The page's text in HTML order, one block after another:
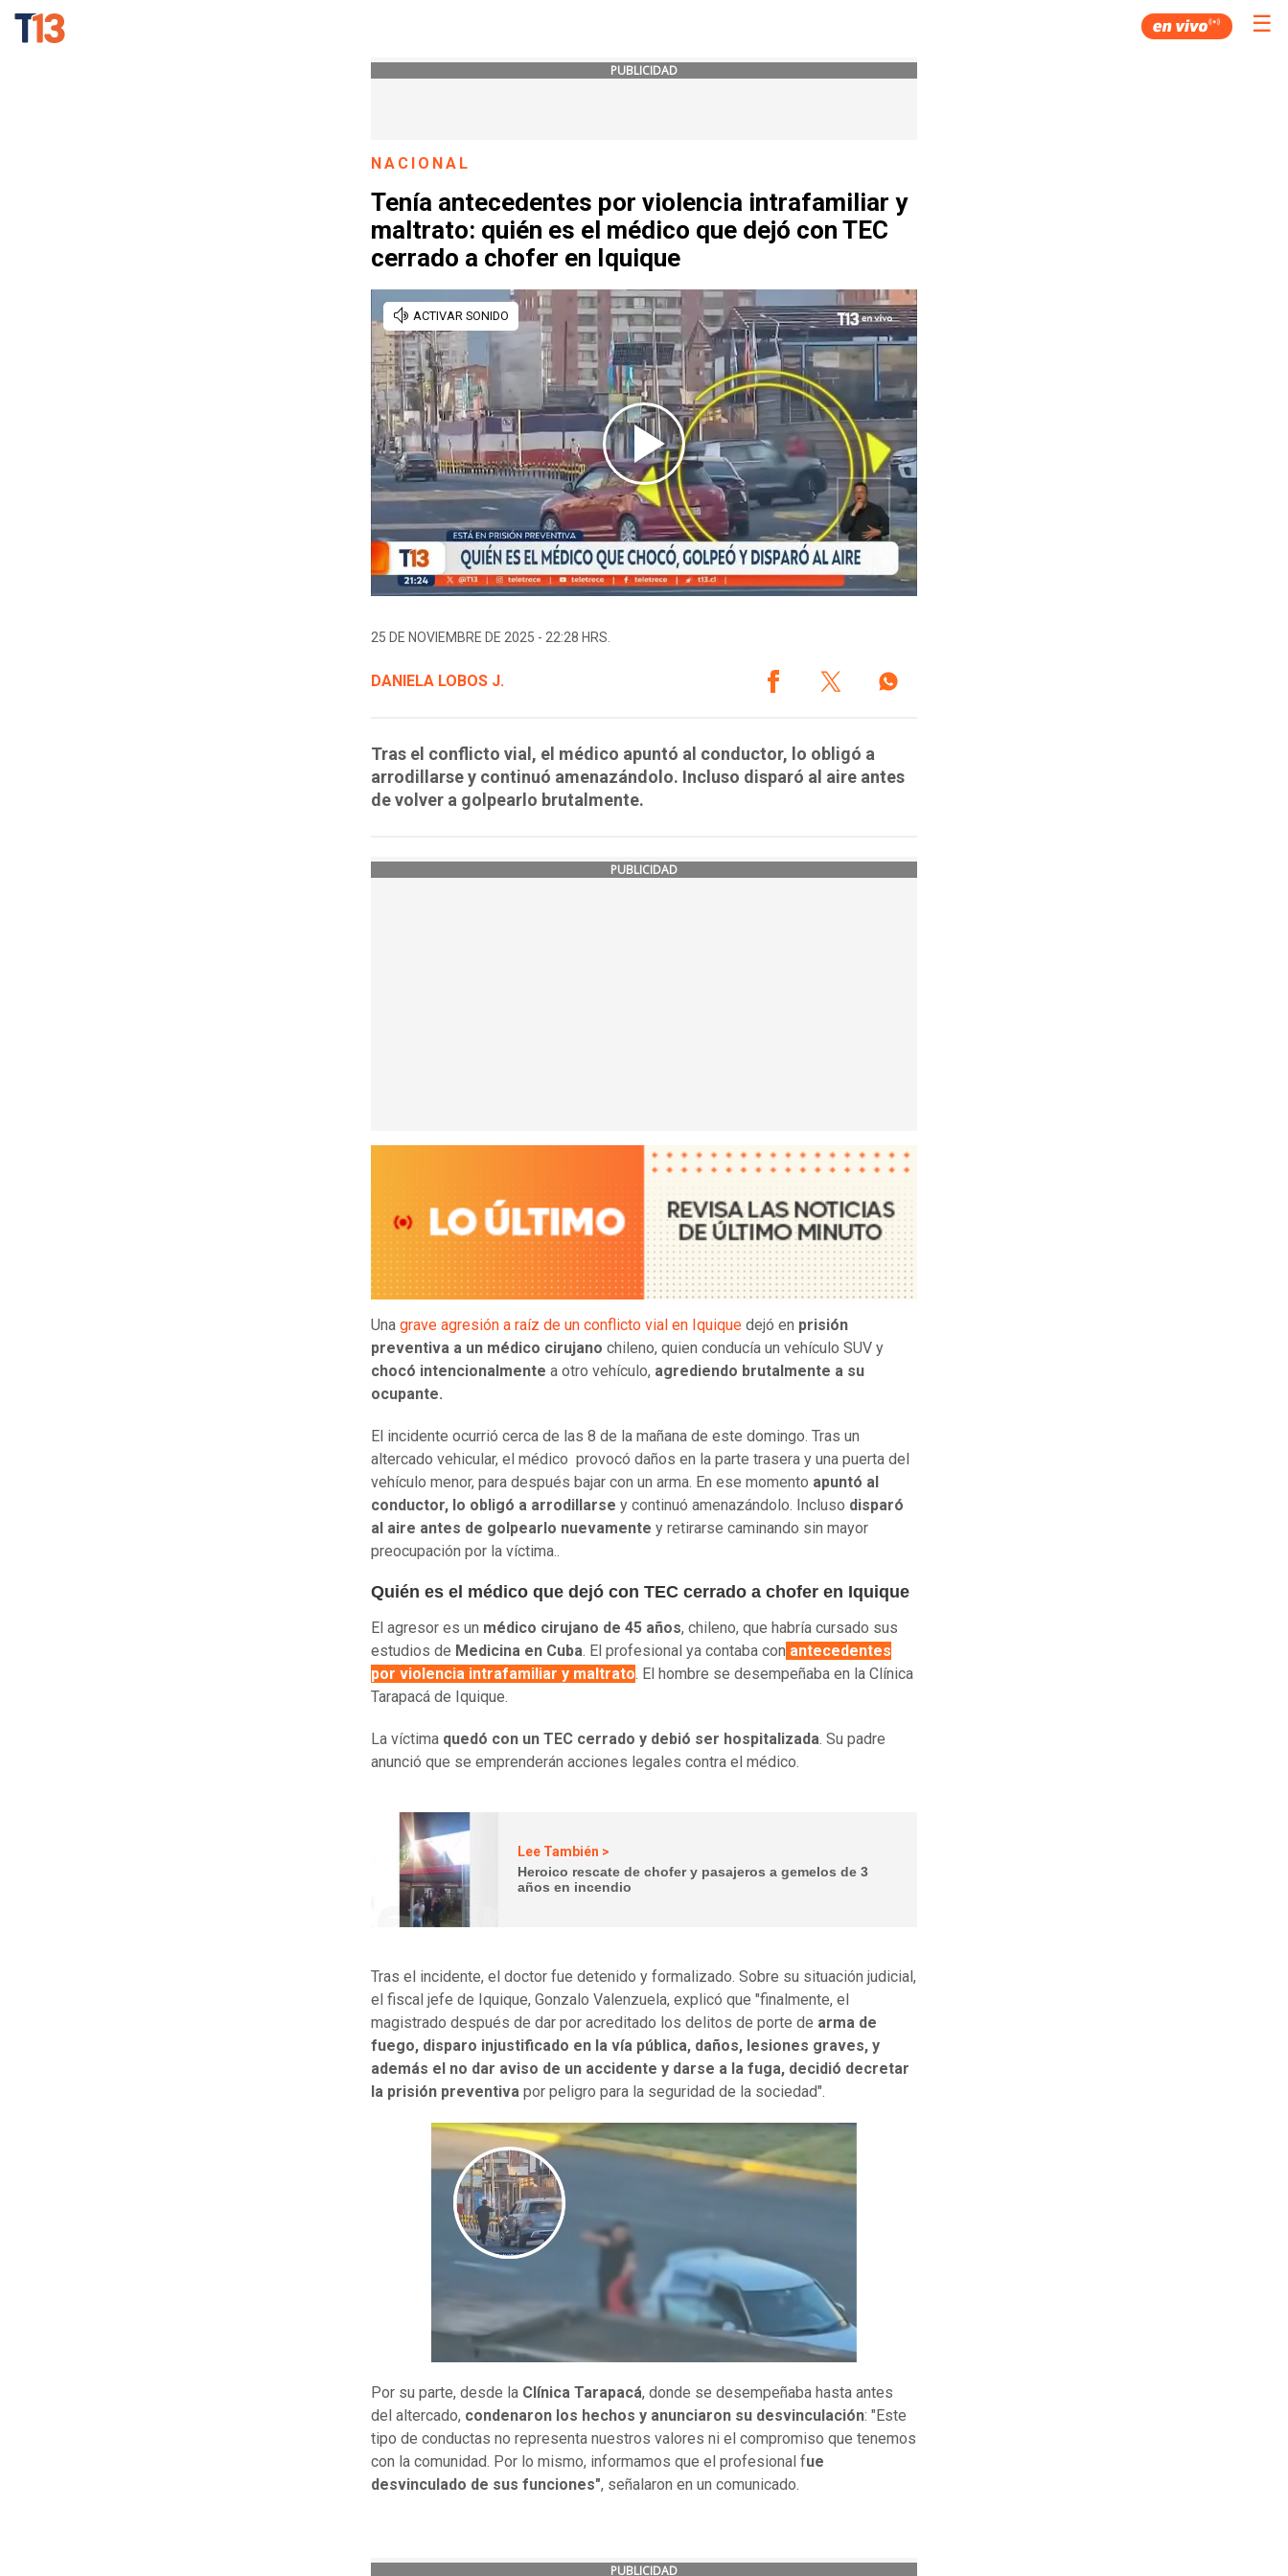
☰
PUBLICIDAD
NACIONAL
Tenía antecedentes por violencia intrafamiliar y
maltrato: quién es el médico que dejó con TEC
cerrado a chofer en Iquique
25 DE NOVIEMBRE DE 2025 - 22:28 HRS.
DANIELA LOBOS J.
Tras el conflicto vial, el médico apuntó al conductor, lo obligó a
arrodillarse y continuó amenazándolo. Incluso disparó al aire antes
de volver a golpearlo brutalmente.
PUBLICIDAD
Una grave agresión a raíz de un conflicto vial en Iquique dejó en prisión
preventiva a un médico cirujano chileno, quien conducía un vehículo SUV y
chocó intencionalmente a otro vehículo, agrediendo brutalmente a su
ocupante.
El incidente ocurrió cerca de las 8 de la mañana de este domingo. Tras un
altercado vehicular, el médico provocó daños en la parte trasera y una puerta del
vehículo menor, para después bajar con un arma. En ese momento apuntó al
conductor, lo obligó a arrodillarse y continuó amenazándolo. Incluso disparó
al aire antes de golpearlo nuevamente y retirarse caminando sin mayor
preocupación por la víctima..
Quién es el médico que dejó con TEC cerrado a chofer en Iquique
El agresor es un médico cirujano de 45 años, chileno, que habría cursado sus
estudios de Medicina en Cuba. El profesional ya contaba con antecedentes
por violencia intrafamiliar y maltrato. El hombre se desempeñaba en la Clínica
Tarapacá de Iquique.
La víctima quedó con un TEC cerrado y debió ser hospitalizada. Su padre
anunció que se emprenderán acciones legales contra el médico.
Lee También >
Heroico rescate de chofer y pasajeros a gemelos de 3
años en incendio
Tras el incidente, el doctor fue detenido y formalizado. Sobre su situación judicial,
el fiscal jefe de Iquique, Gonzalo Valenzuela, explicó que "finalmente, el
magistrado después de dar por acreditado los delitos de porte de arma de
fuego, disparo injustificado en la vía pública, daños, lesiones graves, y
además el no dar aviso de un accidente y darse a la fuga, decidió decretar
la prisión preventiva por peligro para la seguridad de la sociedad".
Por su parte, desde la Clínica Tarapacá, donde se desempeñaba hasta antes
del altercado, condenaron los hechos y anunciaron su desvinculación: "Este
tipo de conductas no representa nuestros valores ni el compromiso que tenemos
con la comunidad. Por lo mismo, informamos que el profesional fue
desvinculado de sus funciones", señalaron en un comunicado.
PUBLICIDAD